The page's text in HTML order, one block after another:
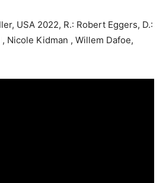
USA 2022, R.: Robert Eggers, D.:
Nicole Kidman , Willem Dafoe,